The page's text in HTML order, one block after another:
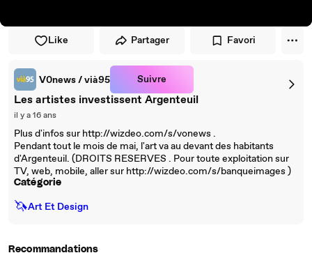
Like Partager Favori
V0news / vià95 Suivre
Les artistes investissent Argenteuil
il y a 16 ans
Plus d'infos sur http://wizdeo.com/s/vonews .
Pendant tout le mois de mai, l'art va au devant des habitants
d'Argenteuil. (DROITS RESERVES . Pour toute exploitation sur
TV, web, mobile, aller sur http://wizdeo.com/s/banqueimages )
Catégorie
🦄Art Et Design
Recommandations